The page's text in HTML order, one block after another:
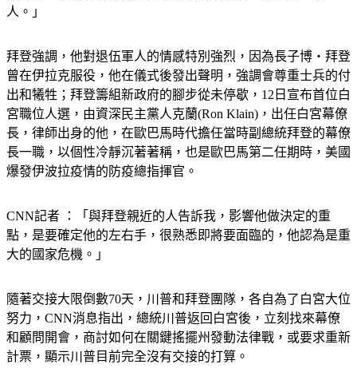
人。」
拜登強調，他對退伍軍人的情感特別強烈，因為長子博‧拜登
曾在伊拉克服役，他在儀式後發出聲明，強調會尊重士兵的付
出和犧牲；拜登籌組新政府的腳步從未停歇，12日宣布首位白
宮職位人選，由資深民主黨人克蘭(Ron Klain)，出任白宮幕僚
長，律師出身的他，在歐巴馬時代擔任當時副總統拜登的幕僚
長一職，以個性冷靜沉著著稱，也是歐巴馬第二任期時，美國
爆發伊波拉疫情的防疫總指揮官。
CNN記者 ：「與拜登親近的人告訴我，影響他做決定的重
點，是要確定他的左右手，很熟悉即將要面臨的，他認為是重
大的國家危機。」
隨著交接大限倒數70天，川普和拜登團隊，各自為了白宮大位
努力，CNN消息指出，總統川普返回白宮後，立刻找來幕僚
和顧問開會，商討如何在關鍵搖擺州發動法律戰，或要求重新
計票，顯示川普目前完全沒有交接的打算。